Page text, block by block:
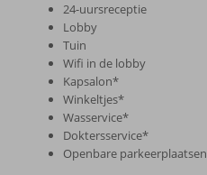
24-uursreceptie
Lobby
Tuin
Wifi in de lobby
Kapsalon*
Winkeltjes*
Wasservice*
Doktersservice*
Openbare parkeerplaatsen